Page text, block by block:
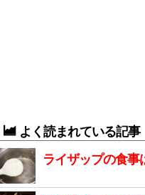
よく読まれている記事
ライザップの食事